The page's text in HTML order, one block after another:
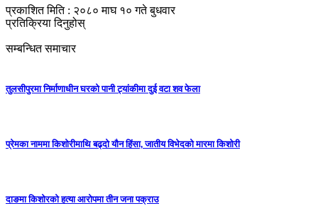
प्रकाशित मिति : २०८० माघ १० गते बुधवार
प्रतिक्रिया दिनुहोस्
सम्बन्धित समाचार
तुलसीपुरमा निर्माणाधीन घरको पानी ट्यांकीमा दुई वटा शव फेला
प्रेमका नाममा किशोरीमाथि बढ्दो यौन हिंसा, जातीय विभेदको मारमा किशोरी
दाङमा किशोरको हत्या आरोपमा तीन जना पक्राउ